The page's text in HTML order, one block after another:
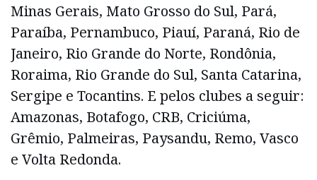
Minas Gerais, Mato Grosso do Sul, Pará,
Paraíba, Pernambuco, Piauí, Paraná, Rio de
Janeiro, Rio Grande do Norte, Rondônia,
Roraima, Rio Grande do Sul, Santa Catarina,
Sergipe e Tocantins. E pelos clubes a seguir:
Amazonas, Botafogo, CRB, Criciúma,
Grêmio, Palmeiras, Paysandu, Remo, Vasco
e Volta Redonda.